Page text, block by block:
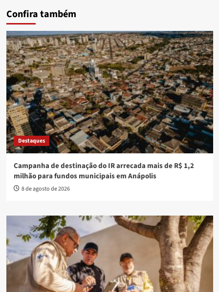
Confira também
Destaques
Campanha de destinação do IR arrecada mais de R$ 1,2
milhão para fundos municipais em Anápolis
8 de agosto de 2026